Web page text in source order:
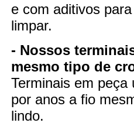
e com aditivos
limpar.
- Nossos
mesmo tipo de
Terminais em
por anos a fio
lindo.